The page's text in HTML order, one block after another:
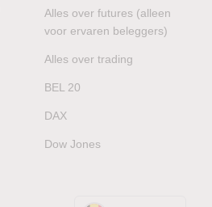
Alles over futures (alleen
voor ervaren beleggers)
Alles over trading
BEL 20
DAX
Dow Jones